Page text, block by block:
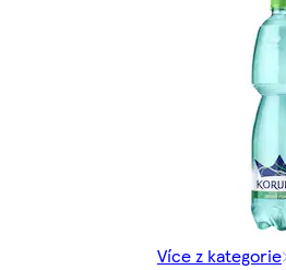
Více z kategorie